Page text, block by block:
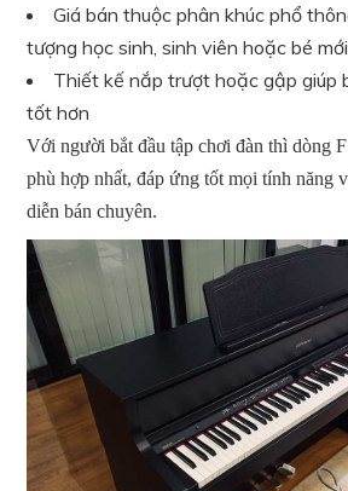
Giá bán thuộc phân khúc phổ
tượng học sinh, sinh viên hoặc bé
Thiết kế nắp trượt hoặc gập giúp
tốt hơn
Với người bắt đầu tập chơi đàn thì dòng
phù hợp nhất, đáp ứng tốt mọi tính năng
diễn bán chuyên.